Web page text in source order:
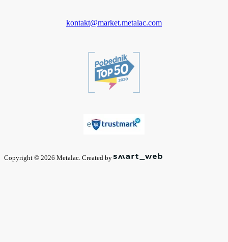
kontakt@market.metalac.com
Copyright © 2026 Metalac. Created by